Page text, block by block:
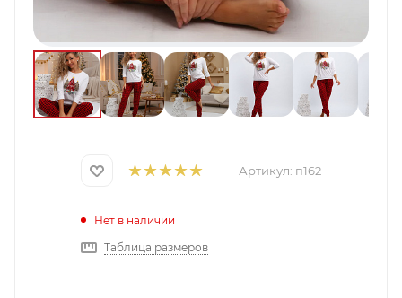
Артикул: п162
Нет в наличии
Таблица размеров